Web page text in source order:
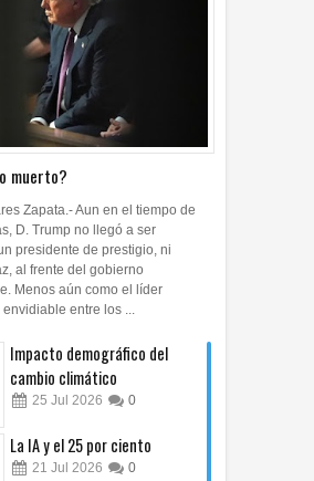
muerto?
Zapata.- Aun en el tiempo de
D. Trump no llegó a ser
presidente de prestigio, ni
al frente del gobierno
Menos aún como el líder
entre los ...
Impacto demográfico del
cambio climático
25 Jul 2026 0
La IA y el 25 por ciento
21 Jul 2026 0